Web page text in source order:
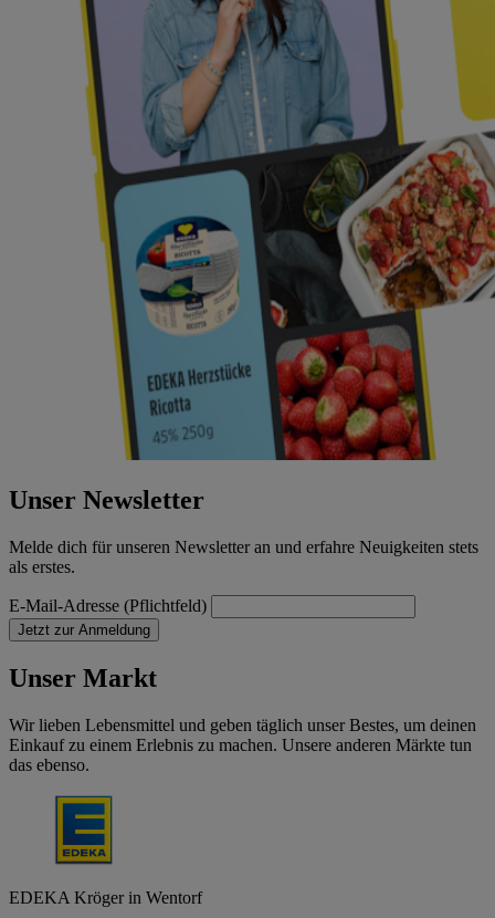
Unser Newsletter
Melde dich für unseren Newsletter an und erfahre Neuigkeiten stets
als erstes.
E-Mail-Adresse (Pflichtfeld)
Jetzt zur Anmeldung
Unser Markt
Wir lieben Lebensmittel und geben täglich unser Bestes, um deinen
Einkauf zu einem Erlebnis zu machen. Unsere anderen Märkte tun
das ebenso.
EDEKA Kröger in Wentorf